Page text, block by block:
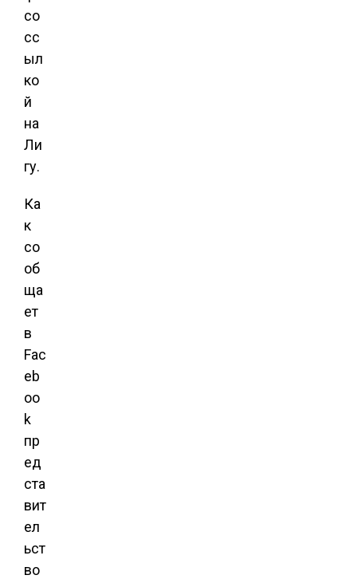
со
сс
ыл
ко
й
на
Ли
гу.
Ка
к
со
об
ща
ет
в
Fac
eb
oo
k
пр
ед
ста
вит
ел
ьст
во